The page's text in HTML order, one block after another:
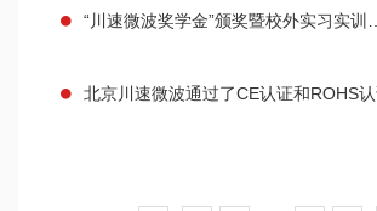
北京川速微波通过了CE认证和ROHS